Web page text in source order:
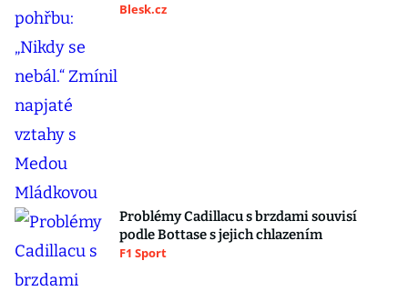
Blesk.cz
Problémy Cadillacu s brzdami souvisí
podle Bottase s jejich chlazením
F1 Sport